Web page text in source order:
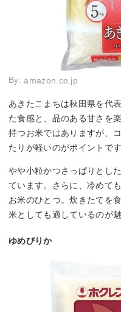
By:amazon.co.jp
あきたこまちは秋田県を代
た食感と、品のある甘さを
持つお米ではありますが、
たりが軽いのがポイントです
やや小粒かつさっぱりとし
ています。さらに、冷めて
お米のひとつ。炊きたてを
米としても適しているのが魅
ゆめぴりか